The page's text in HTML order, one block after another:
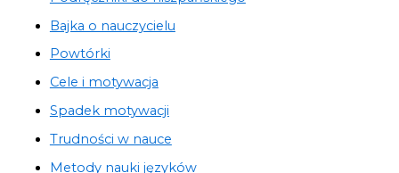
Bajka o nauczycielu
Powtórki
Cele i motywacja
Spadek motywacji
Trudności w nauce
Metody nauki języków